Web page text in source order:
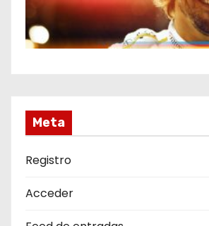
Meta
Registro
Acceder